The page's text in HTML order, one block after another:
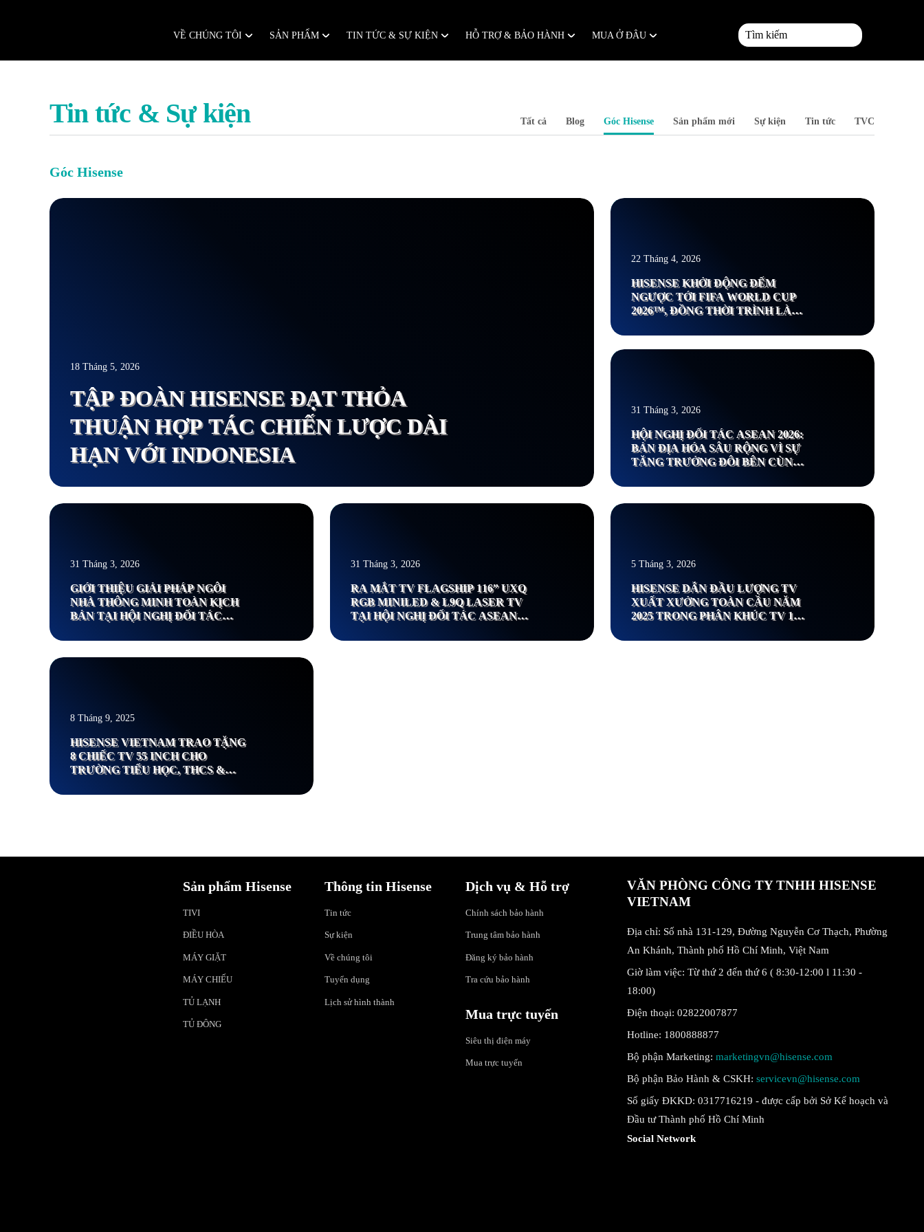
VỀ CHÚNG TÔI SẢN PHẨM TIN TỨC & SỰ KIỆN HỖ TRỢ & BẢO HÀNH MUA Ở ĐÂU
Tin tức & Sự kiện Tất cả Blog Góc Hisense Sản phẩm mới Sự kiện Tin tức TVC
Góc Hisense
18 Tháng 5, 2026
TẬP ĐOÀN HISENSE ĐẠT THỎA
THUẬN HỢP TÁC CHIẾN LƯỢC DÀI
HẠN VỚI INDONESIA
22 Tháng 4, 2026
HISENSE KHỞI ĐỘNG ĐẾM
NGƯỢC TỚI FIFA WORLD CUP
2026™, ĐỒNG THỜI TRÌNH LÀNG
SINH THÁI SỐNG THÔNG MINH
HOÀN TOÀN MỚI
Xem thêm
31 Tháng 3, 2026
HỘI NGHỊ ĐỐI TÁC ASEAN 2026:
BẢN ĐỊA HÓA SÂU RỘNG VÌ SỰ
TĂNG TRƯỞNG ĐÔI BÊN CÙNG
Xem thêm
31 Tháng 3, 2026
GIỚI THIỆU GIẢI PHÁP NGÔI
NHÀ THÔNG MINH TOÀN KỊCH
BẢN TẠI HỘI NGHỊ ĐỐI TÁC
Xem thêm
31 Tháng 3, 2026
RA MẮT TV FLAGSHIP 116” UXQ
RGB MINILED & L9Q LASER TV
TẠI HỘI NGHỊ ĐỐI TÁC ASEAN
Xem thêm
5 Tháng 3, 2026
HISENSE DẪN ĐẦU LƯỢNG TV
XUẤT XƯỞNG TOÀN CẦU NĂM
2025 TRONG PHÂN KHÚC TV 100-
Xem thêm
8 Tháng 9, 2025
HISENSE VIETNAM TRAO TẶNG
8 CHIẾC TV 55 INCH CHO
TRƯỜNG TIỂU HỌC, THCS &
Xem thêm
Sản phẩm Hisense
TIVI
ĐIỀU HÒA
MÁY GIẶT
MÁY CHIẾU
TỦ LẠNH
TỦ ĐÔNG
Thông tin Hisense
Tin tức
Sự kiện
Về chúng tôi
Tuyển dụng
Lịch sử hình thành
Dịch vụ & Hỗ trợ
Chính sách bảo hành
Trung tâm bảo hành
Đăng ký bảo hành
Tra cứu bảo hành
Mua trực tuyến
Siêu thị điện máy
Mua trực tuyến
VĂN PHÒNG CÔNG TY TNHH HISENSE
VIETNAM
Địa chỉ: Số nhà 131-129, Đường Nguyễn Cơ Thạch, Phường
An Khánh, Thành phố Hồ Chí Minh, Việt Nam
Giờ làm việc: Từ thứ 2 đến thứ 6 ( 8:30-12:00 l 11:30 -
18:00)
Điện thoại: 02822007877
Hotline: 1800888877
Bộ phận Marketing:marketingvn@hisense.com
Bộ phận Bảo Hành & CSKH:servicevn@hisense.com
Số giấy ĐKKD: 0317716219 - được cấp bởi Sở Kế hoạch và
Đầu tư Thành phố Hồ Chí Minh
Social Network